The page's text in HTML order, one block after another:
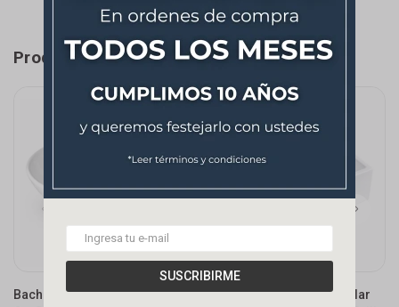
SUSCRIBIRME
Productos que te pueden interesar
Bacha De Apoyo Redonda 33
Bacha De Apoyo Rectangular